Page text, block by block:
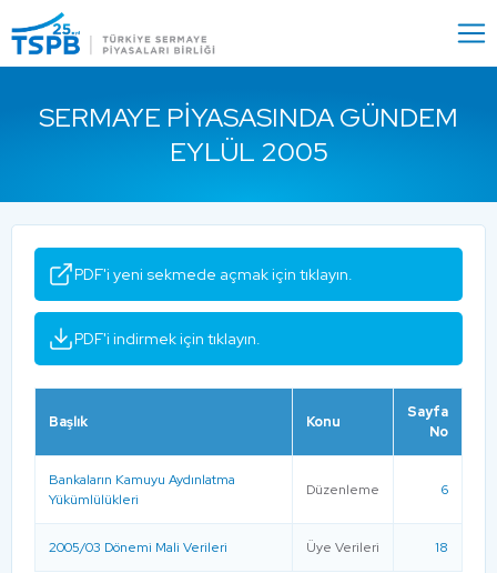
Close
SERMAYE PIYASASINDA GÜNDEM
EYLÜL 2005
PDF'i yeni sekmede açmak için tıklayın.
PDF'i indirmek için tıklayın.
Başlık Konu
Sayfa
No
Bankaların Kamuyu Aydınlatma
Yükümlülükleri
Düzenleme 6
2005/03 Dönemi Mali Verileri Üye Verileri 18